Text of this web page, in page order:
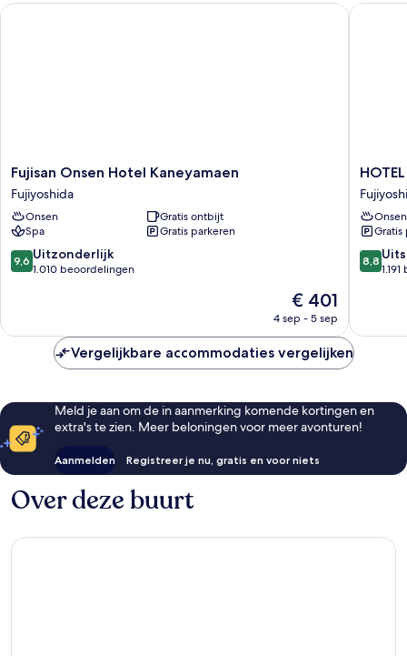
Fujisan
Onsen
Hotel
Kaneyamaen
Fujiyoshida
Fujisan Onsen Hotel Kaneyamaen
Fujiyoshida
Onsen
Gratis ontbijt
Spa
Gratis parkeren
9.6
van
beoordelingen
9,6 Uitzonderlijk
1.010 beoordelingen
De
prijs
is
€ 401
€ 401
4 sep - 5 sep
Fujisan Onsen Hotel Kaneyamaen
HOTEL
Fuji
Onsen
Resort
Onsen
Gratis
8.8
van
8,8
HOTEL
Vergelijkbare accommodaties vergelijken
Meld je aan om de in aanmerking komende kortingen en
extra's te zien. Meer beloningen voor meer avonturen!
Aanmelden Registreer je nu, gratis en voor niets
Over deze buurt